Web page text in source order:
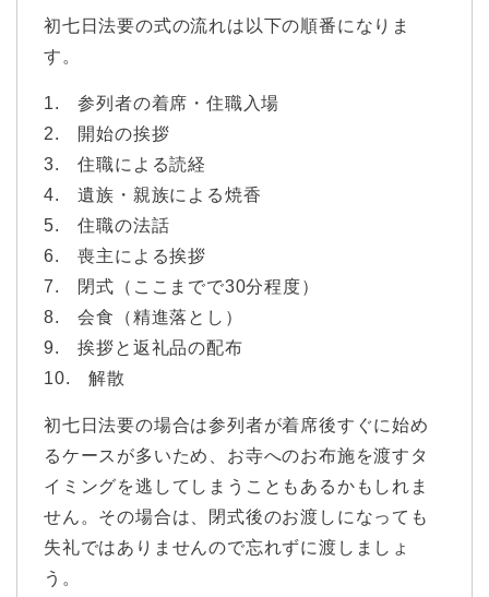
初七日法要の式の流れは以下の順番になりま
す。
1. 参列者の着席・住職入場
2. 開始の挨拶
3. 住職による読経
4. 遺族・親族による焼香
5. 住職の法話
6. 喪主による挨拶
7. 閉式（ここまでで30分程度）
8. 会食（精進落とし）
9. 挨拶と返礼品の配布
10. 解散
初七日法要の場合は参列者が着席後すぐに始め
るケースが多いため、お寺へのお布施を渡すタ
イミングを逃してしまうこともあるかもしれま
せん。その場合は、閉式後のお渡しになっても
失礼ではありませんので忘れずに渡しましょ
う。